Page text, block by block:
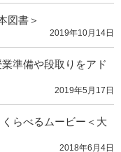
図書＞
2019年10月14日
準備や段取りをアド
2019年5月17日
らべるムービー＜大
2018年6月4日